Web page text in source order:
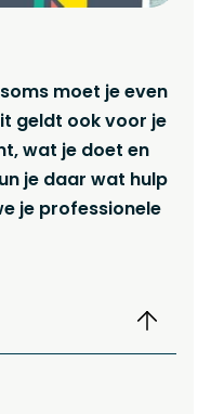
moet je even
geldt ook voor je
wat je doet en
je daar wat hulp
je professionele